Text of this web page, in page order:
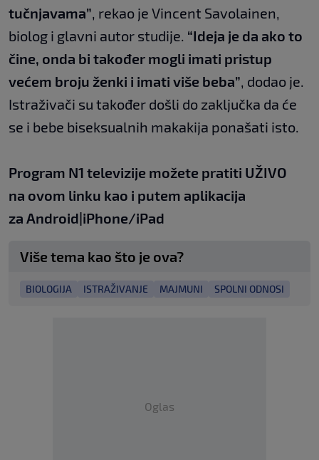
tučnjavama”, rekao je Vincent Savolainen,
biolog i glavni autor studije. “Ideja je da ako to
čine, onda bi također mogli imati pristup
većem broju ženki i imati više beba”, dodao je.
Istraživači su također došli do zaključka da će
se i bebe biseksualnih makakija ponašati isto.
Program N1 televizije možete pratiti UŽIVO
na ovom linku kao i putem aplikacija
za Android|iPhone/iPad
Više tema kao što je ova?
BIOLOGIJA ISTRAŽIVANJE MAJMUNI SPOLNI ODNOSI
Oglas